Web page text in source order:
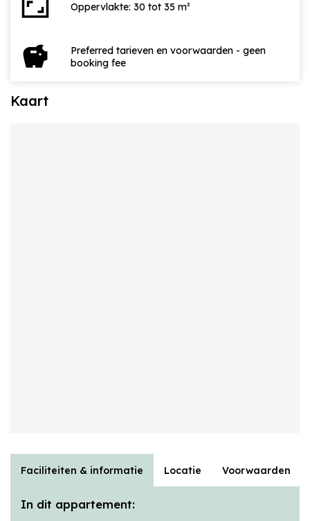
aspect_ratio Oppervlakte: 30 tot 35 m²
savings
Preferred tarieven en voorwaarden - geen
booking fee
Kaart
Faciliteiten & informatie Locatie Voorwaarden
In dit appartement: